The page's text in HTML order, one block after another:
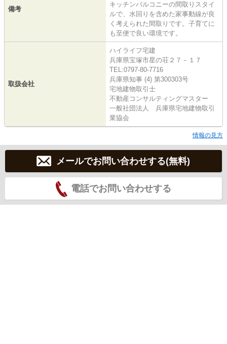
備考
キッチンバルコニーの間取りスタイ
ルで、水回りを含めた家事動線が良
く考えられた間取りです。子育てに
も至便で良い環境です。
取扱会社
ハイライフ宅建
兵庫県宝塚市星の荘２７－１７
TEL:0797-80-7716
兵庫県知事 (4) 第300303号
宅地建物取引士
不動産コンサルティングマスター
一般社団法人 兵庫県宅地建物取引
業協会
情報の見方
メールでお問い合わせする(無料)
電話でお問い合わせする